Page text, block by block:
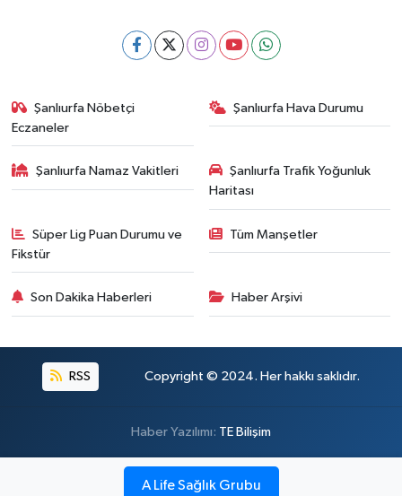
Şanlıurfa Nöbetçi
Eczaneler
Şanlıurfa Hava Durumu
Şanlıurfa Namaz Vakitleri
Şanlıurfa Trafik Yoğunluk
Haritası
Süper Lig Puan Durumu ve
Fikstür
Tüm Manşetler
Son Dakika Haberleri Haber Arşivi
RSS Copyright © 2024. Her hakkı saklıdır.
Haber Yazılımı: TE Bilişim
A Life Sağlık Grubu